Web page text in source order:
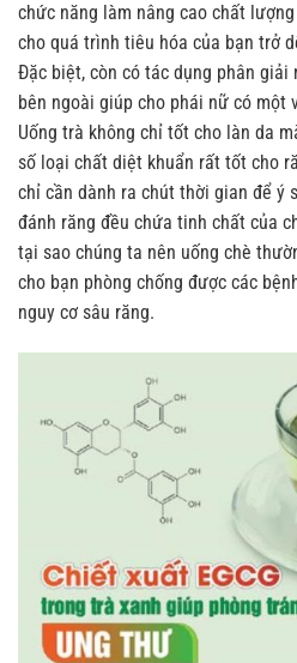
chức năng làm nâng cao chất
cho quá trình tiêu hóa của bạn trở
Đặc biệt, còn có tác dụng phân
bên ngoài giúp cho phái nữ có một
Uống trà không chỉ tốt cho làn da
số loại chất diệt khuẩn rất tốt cho
chỉ cần dành ra chút thời gian để ý
đánh răng đều chứa tinh chất của
tại sao chúng ta nên uống chè
cho bạn phòng chống được các
nguy cơ sâu răng.